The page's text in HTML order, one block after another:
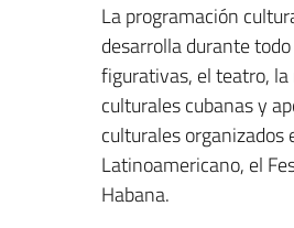
La programación
desarrolla durante
figurativas, el teatro,
culturales cubanas y
culturales organizados
Latinoamericano, el
Habana.